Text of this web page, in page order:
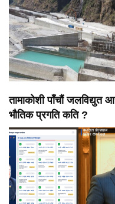
तामाकोशी पाँचौं जलविद्युत
भौतिक प्रगति कति ?